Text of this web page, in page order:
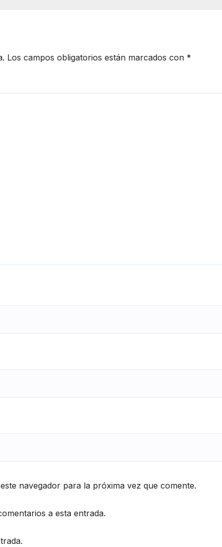
Los campos obligatorios están marcados con *
navegador para la próxima vez que comente.
a esta entrada.